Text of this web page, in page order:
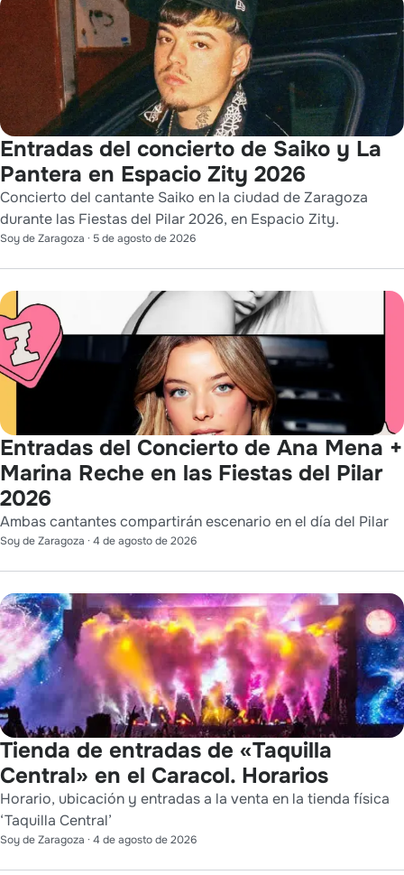
Entradas del concierto de Saiko y La
Pantera en Espacio Zity 2026
Concierto del cantante Saiko en la ciudad de Zaragoza
durante las Fiestas del Pilar 2026, en Espacio Zity.
Soy de Zaragoza · 5 de agosto de 2026
Entradas del Concierto de Ana Mena +
Marina Reche en las Fiestas del Pilar
2026
Ambas cantantes compartirán escenario en el día del Pilar
Soy de Zaragoza · 4 de agosto de 2026
Tienda de entradas de «Taquilla
Central» en el Caracol. Horarios
Horario, ubicación y entradas a la venta en la tienda física
‘Taquilla Central’
Soy de Zaragoza · 4 de agosto de 2026